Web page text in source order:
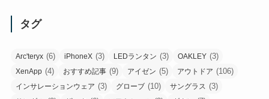
タグ
Arc'teryx (6) iPhoneX (3) LEDランタン (3) OAKLEY (3)
XenApp (4) おすすめ記事 (9) アイゼン (5) アウトドア (106)
インサレーションウェア (3) グローブ (10) サングラス (3)